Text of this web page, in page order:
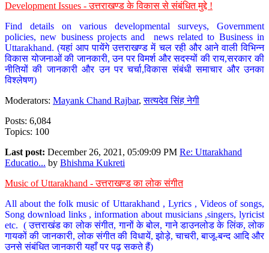
Development Issues - उत्तराखण्ड के विकास से संबंधित मुद्दे !
Find details on various developmental surveys, Government
policies, new business projects and news related to Business in
Uttarakhand. (यहां आप पायेंगे उत्तराखण्ड में चल रही और आने वाली विभिन्न
विकास योजनाओं की जानकारी, उन पर विमर्श और सदस्यों की राय,सरकार की
नीतियों की जानकारी और उन पर चर्चा,विकास संबंधी समाचार और उनका
विश्लेषण)
Moderators: Mayank Chand Rajbar,सत्यदेव सिंह नेगी
Posts: 6,084
Topics: 100
Last post: December 26, 2021, 05:09:09 PM Re: Uttarakhand
Educatio... by Bhishma Kukreti
Music of Uttarakhand - उत्तराखण्ड का लोक संगीत
All about the folk music of Uttarakhand , Lyrics , Videos of songs,
Song download links , information about musicians ,singers, lyricist
etc. ( उत्तराखंड का लोक संगीत, गानों के बोल, गाने डाउनलोड के लिंक, लोक
गायकों की जानकारी, लोक संगीत की विधायें, झोड़े, चाचरी, बाजू-बन्द आदि और
उनसे संबंधित जानकारी यहाँ पर पढ़ सकते हैं)